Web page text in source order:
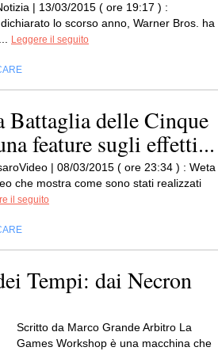
| 13/03/2015 ( ore 19:17 ) :
lo scorso anno, Warner Bros. ha
Leggere il seguito
delle Cinque
feature sugli effetti...
| 08/03/2015 ( ore 23:34 ) : Weta
che mostra come sono stati realizzati
il seguito
Tempi: dai Necron
Scritto da Marco Grande Arbitro La
Games Workshop è una macchina che